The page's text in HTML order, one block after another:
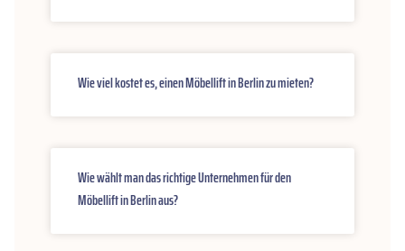
Wie viel kostet es, einen Möbellift in Berlin zu mieten?
Wie wählt man das richtige Unternehmen für den
Möbellift in Berlin aus?